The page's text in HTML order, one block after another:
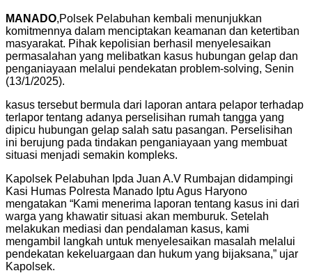
MANADO,Polsek Pelabuhan kembali menunjukkan
komitmennya dalam menciptakan keamanan dan ketertiban
masyarakat. Pihak kepolisian berhasil menyelesaikan
permasalahan yang melibatkan kasus hubungan gelap dan
penganiayaan melalui pendekatan problem-solving, Senin
(13/1/2025).
kasus tersebut bermula dari laporan antara pelapor terhadap
terlapor tentang adanya perselisihan rumah tangga yang
dipicu hubungan gelap salah satu pasangan. Perselisihan
ini berujung pada tindakan penganiayaan yang membuat
situasi menjadi semakin kompleks.
Kapolsek Pelabuhan Ipda Juan A.V Rumbajan didampingi
Kasi Humas Polresta Manado Iptu Agus Haryono
mengatakan “Kami menerima laporan tentang kasus ini dari
warga yang khawatir situasi akan memburuk. Setelah
melakukan mediasi dan pendalaman kasus, kami
mengambil langkah untuk menyelesaikan masalah melalui
pendekatan kekeluargaan dan hukum yang bijaksana,” ujar
Kapolsek.